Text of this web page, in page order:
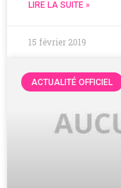
LIRE LA SUITE »
15 février 2019
ACTUALITÉ OFFICIEL